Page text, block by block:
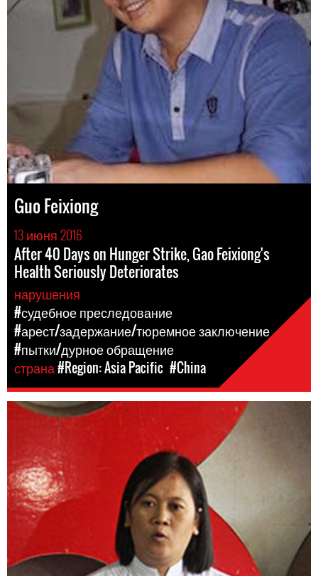
Guo Feixiong
13 июня 2016
After 40 Days on Hunger Strike, Gao Feixiong's
Health Seriously Deteriorates
нарушения
#судебное преследование
#арест/задержание/тюремное заключение
#пытки/дурное обращение
страна#Region: Asia Pacific #China